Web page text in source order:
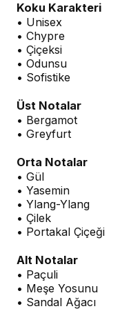
Koku Karakteri
• Unisex
• Chypre
• Çiçeksi
• Odunsu
• Sofistike
Üst Notalar
• Bergamot
• Greyfurt
Orta Notalar
• Gül
• Yasemin
• Ylang-Ylang
• Çilek
• Portakal Çiçeği
Alt Notalar
• Paçuli
• Meşe Yosunu
• Sandal Ağacı